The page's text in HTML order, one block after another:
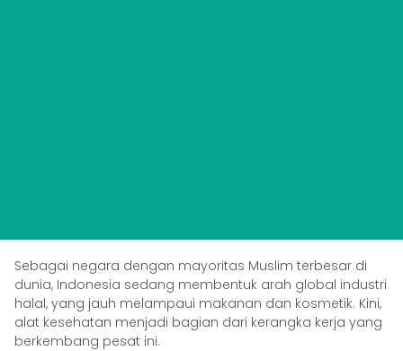
Sebagai negara dengan mayoritas Muslim terbesar di
dunia, Indonesia sedang membentuk arah global industri
halal, yang jauh melampaui makanan dan kosmetik. Kini,
alat kesehatan menjadi bagian dari kerangka kerja yang
berkembang pesat ini.